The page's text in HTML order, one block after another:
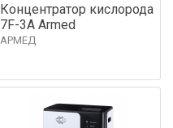
Концентратор кислорода
7F-3A Armed
АРМЕД